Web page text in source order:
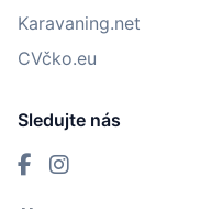
Karavaning.net
CVčko.eu
Sledujte nás